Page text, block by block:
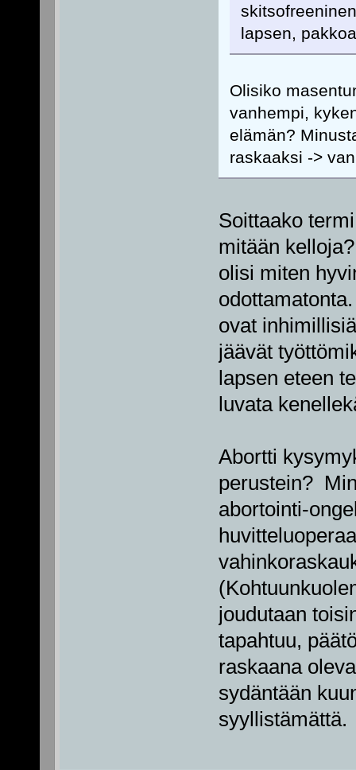
lapsen,
Olisiko
vanhempi,
elämän?
raskaaksi ->
Soittaako
mitään
olisi miten
ovat
jäävät
lapsen eteen
luvata
Abortti
perustein?
abortointi-
joudutaan
tapahtuu,
raskaana
sydäntään
syyllistämättä.